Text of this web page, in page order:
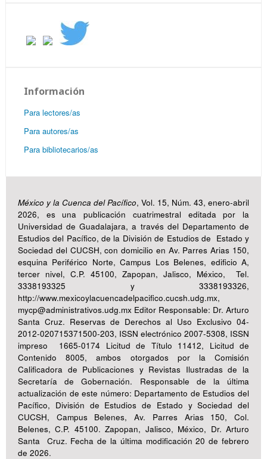
Información
Para lectores/as
Para autores/as
Para bibliotecarios/as
México y la Cuenca del Pacífico, Vol. 15, Núm. 43, enero-abril
2026, es una publicación cuatrimestral editada por la
Universidad de Guadalajara, a través del Departamento de
Estudios del Pacífico, de la División de Estudios de Estado y
Sociedad del CUCSH, con domicilio en Av. Parres Arias 150,
esquina Periférico Norte, Campus Los Belenes, edificio A,
tercer nivel, C.P. 45100, Zapopan, Jalisco, México, Tel.
3338193325 y 3338193326,
http://www.mexicoylacuencadelpacifico.cucsh.udg.mx,
mycp@administrativos.udg.mx Editor Responsable: Dr. Arturo
Santa Cruz. Reservas de Derechos al Uso Exclusivo 04-
2012-020715371500-203, ISSN electrónico 2007-5308, ISSN
impreso 1665-0174 Licitud de Título 11412, Licitud de
Contenido 8005, ambos otorgados por la Comisión
Calificadora de Publicaciones y Revistas Ilustradas de la
Secretaría de Gobernación. Responsable de la última
actualización de este número: Departamento de Estudios del
Pacífico, División de Estudios de Estado y Sociedad del
CUCSH, Campus Belenes, Av. Parres Arias 150, Col.
Belenes, C.P. 45100. Zapopan, Jalisco, México, Dr. Arturo
Santa Cruz. Fecha de la última modificación 20 de febrero
de 2026.